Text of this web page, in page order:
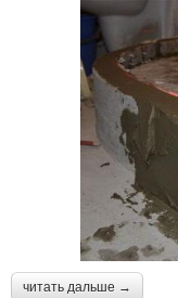
читать дальше →